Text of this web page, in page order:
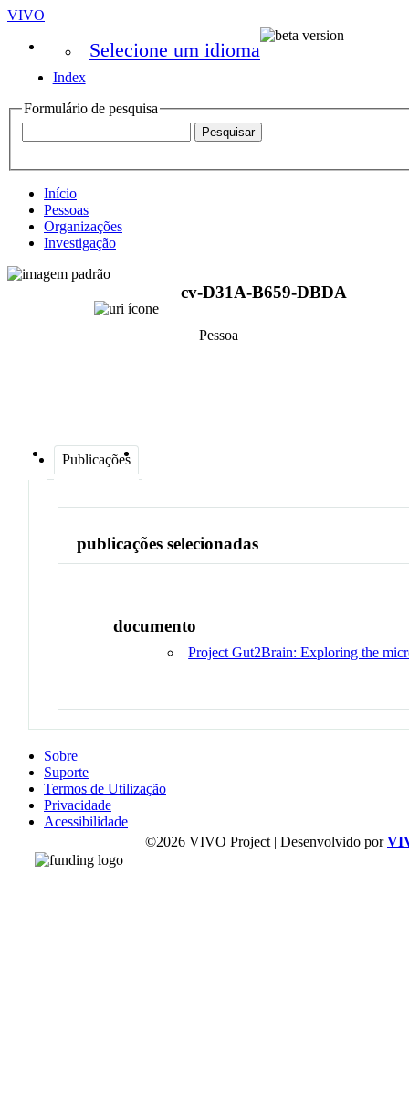
VIVO
Selecione um idioma
Index
Formulário de pesquisa
Início
Pessoas
Organizações
Investigação
cv-D31A-B659-DBDA
Pessoa
Publicações
publicações selecionadas
documento
Project Gut2Brain: Exploring the
Sobre
Suporte
Termos de Utilização
Privacidade
Acessibilidade
©2026 VIVO Project | Desenvolvido por